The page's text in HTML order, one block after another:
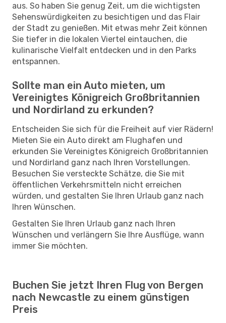
aus. So haben Sie genug Zeit, um die wichtigsten
Sehenswürdigkeiten zu besichtigen und das Flair
der Stadt zu genießen. Mit etwas mehr Zeit können
Sie tiefer in die lokalen Viertel eintauchen, die
kulinarische Vielfalt entdecken und in den Parks
entspannen.
Sollte man ein Auto mieten, um
Vereinigtes Königreich Großbritannien
und Nordirland zu erkunden?
Entscheiden Sie sich für die Freiheit auf vier Rädern!
Mieten Sie ein Auto direkt am Flughafen und
erkunden Sie Vereinigtes Königreich Großbritannien
und Nordirland ganz nach Ihren Vorstellungen.
Besuchen Sie versteckte Schätze, die Sie mit
öffentlichen Verkehrsmitteln nicht erreichen
würden, und gestalten Sie Ihren Urlaub ganz nach
Ihren Wünschen.
Gestalten Sie Ihren Urlaub ganz nach Ihren
Wünschen und verlängern Sie Ihre Ausflüge, wann
immer Sie möchten.
Buchen Sie jetzt Ihren Flug von Bergen
nach Newcastle zu einem günstigen
Preis